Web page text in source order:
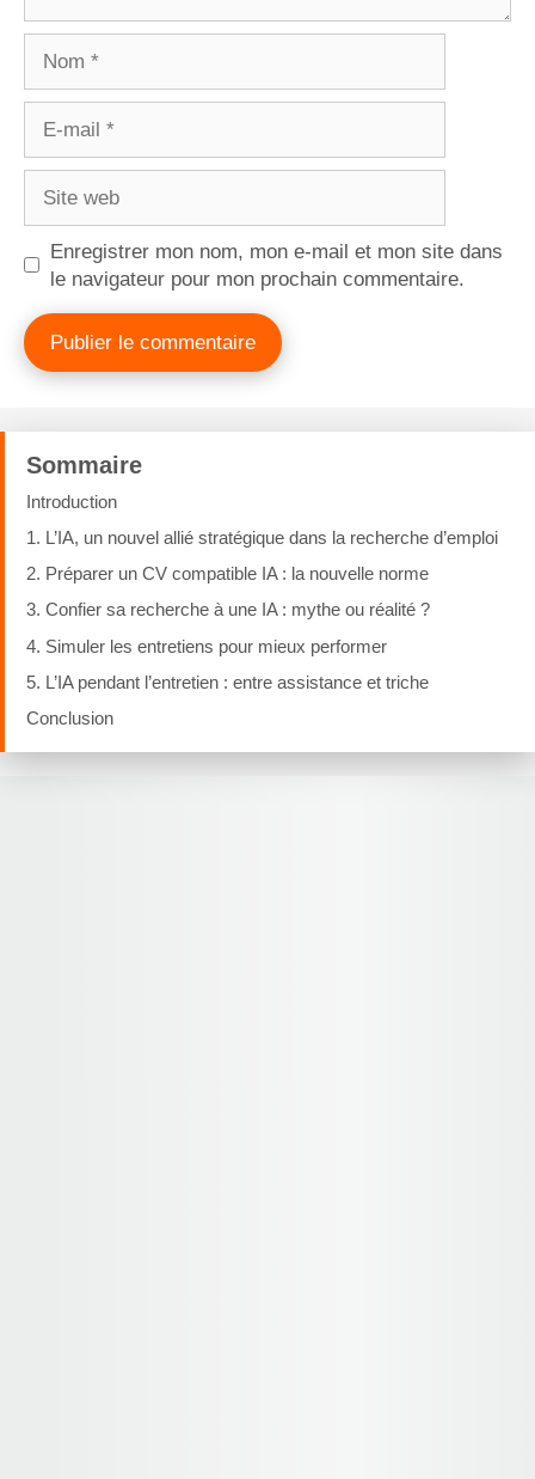
Enregistrer mon nom, mon e-mail et mon site dans
le navigateur pour mon prochain commentaire.
Sommaire
Introduction
1. L’IA, un nouvel allié stratégique dans la recherche d’emploi
2. Préparer un CV compatible IA : la nouvelle norme
3. Confier sa recherche à une IA : mythe ou réalité ?
4. Simuler les entretiens pour mieux performer
5. L’IA pendant l’entretien : entre assistance et triche
Conclusion